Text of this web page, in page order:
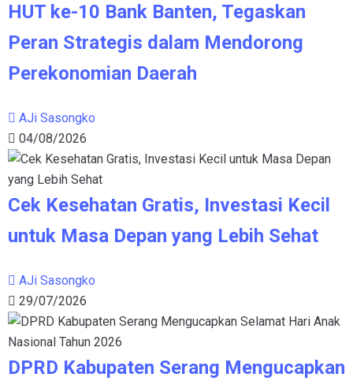
HUT ke-10 Bank Banten, Tegaskan
Peran Strategis dalam Mendorong
Perekonomian Daerah
AJi Sasongko
04/08/2026
Cek Kesehatan Gratis, Investasi Kecil
untuk Masa Depan yang Lebih Sehat
AJi Sasongko
29/07/2026
DPRD Kabupaten Serang Mengucapkan